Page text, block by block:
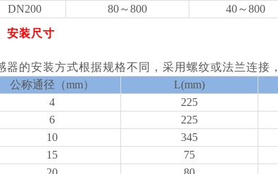
DN200
80～800 40～800
安装尺寸
器的安装方式根据规格不同，采用螺纹或法兰连接
公称通径（mm）
L(mm)
4
225
6
225
10
345
15
75